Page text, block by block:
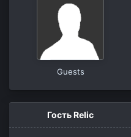
Guests
Гость Relic